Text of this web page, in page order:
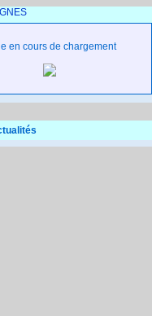
en cours de chargement